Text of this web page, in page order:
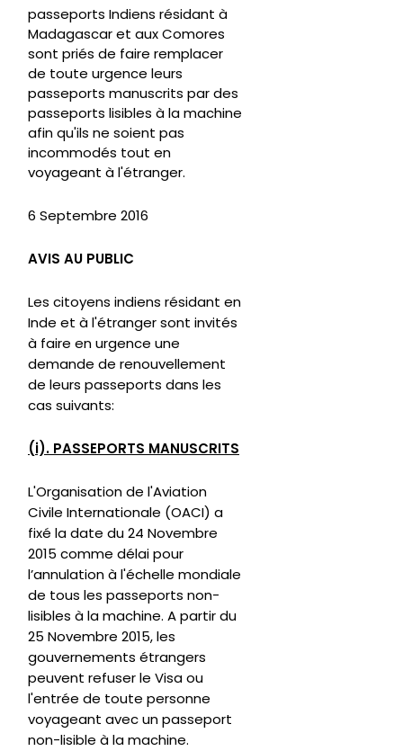
passeports Indiens résidant à
Madagascar et aux Comores
sont priés de faire remplacer
de toute urgence leurs
passeports manuscrits par des
passeports lisibles à la machine
afin qu'ils ne soient pas
incommodés tout en
voyageant à l'étranger.
6 Septembre 2016
AVIS AU PUBLIC
Les citoyens indiens résidant en
Inde et à l'étranger sont invités
à faire en urgence une
demande de renouvellement
de leurs passeports dans les
cas suivants:
(i). PASSEPORTS MANUSCRITS
L'Organisation de l'Aviation
Civile Internationale (OACI) a
fixé la date du 24 Novembre
2015 comme délai pour
l’annulation à l'échelle mondiale
de tous les passeports non-
lisibles à la machine. A partir du
25 Novembre 2015, les
gouvernements étrangers
peuvent refuser le Visa ou
l'entrée de toute personne
voyageant avec un passeport
non-lisible à la machine.